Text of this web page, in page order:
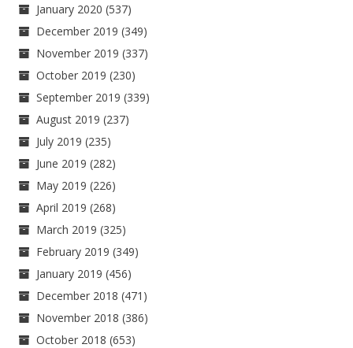
January 2020 (537)
December 2019 (349)
November 2019 (337)
October 2019 (230)
September 2019 (339)
August 2019 (237)
July 2019 (235)
June 2019 (282)
May 2019 (226)
April 2019 (268)
March 2019 (325)
February 2019 (349)
January 2019 (456)
December 2018 (471)
November 2018 (386)
October 2018 (653)